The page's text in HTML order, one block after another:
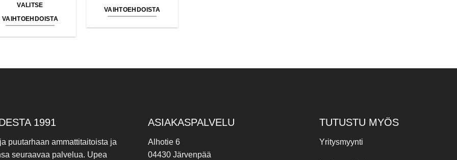
VALITSE
VAIHTOEHDOISTA
useampi
tuotteen
sivulla.
VAIHTOEHDOISTA
muunnelma.
sivulla.
1991
puutarhaan ammattitaitoista ja
seuraavaa palvelua. Upea
ASIAKASPALVELU
Alhotie 6
04430 Järvenpää
TUTUSTU MYÖS
Yritysmyynti